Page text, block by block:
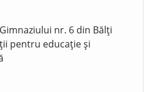
nr. 6 din Bălți
pentru educație și